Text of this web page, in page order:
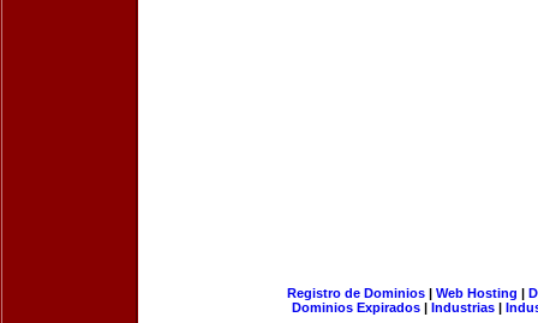
Registro de Dominios| Web Hosting |
Dominios Expirados | Industrias |